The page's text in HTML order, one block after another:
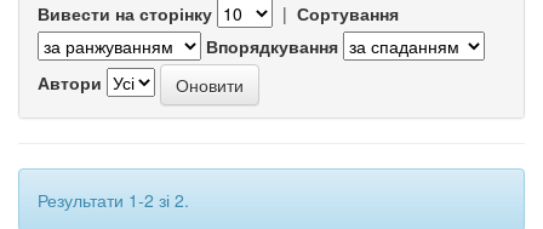
Вивести на сторінку | Сортування
Впорядкування
Автори
Результати 1-2 зі 2.